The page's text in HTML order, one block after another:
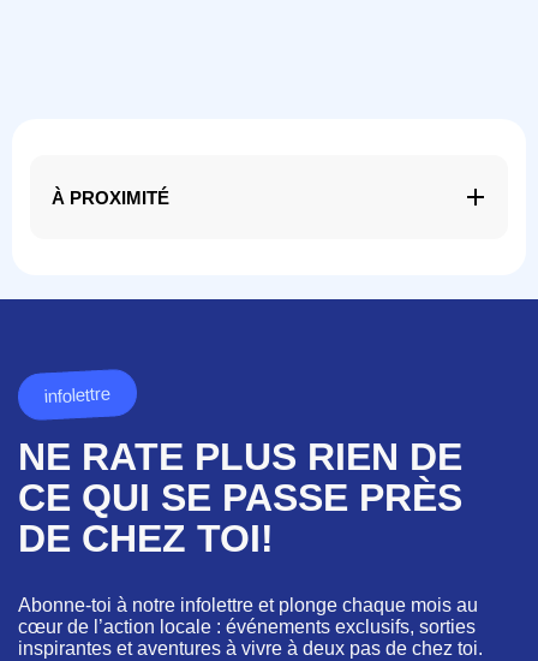
À PROXIMITÉ
infolettre
NE RATE PLUS RIEN DE
CE QUI SE PASSE PRÈS
DE CHEZ TOI!
Abonne-toi à notre infolettre et plonge chaque mois au
cœur de l’action locale : événements exclusifs, sorties
inspirantes et aventures à vivre à deux pas de chez toi.